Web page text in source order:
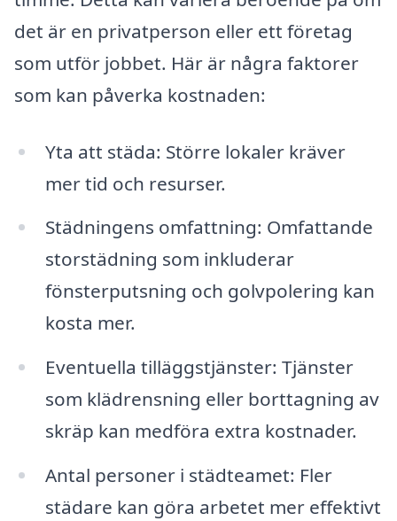
det är en privatperson eller ett företag
som utför jobbet. Här är några faktorer
som kan påverka kostnaden:
Yta att städa: Större lokaler kräver
mer tid och resurser.
Städningens omfattning: Omfattande
storstädning som inkluderar
fönsterputsning och golvpolering kan
kosta mer.
Eventuella tilläggstjänster: Tjänster
som klädrensning eller borttagning av
skräp kan medföra extra kostnader.
Antal personer i städteamet: Fler
städare kan göra arbetet mer effektivt